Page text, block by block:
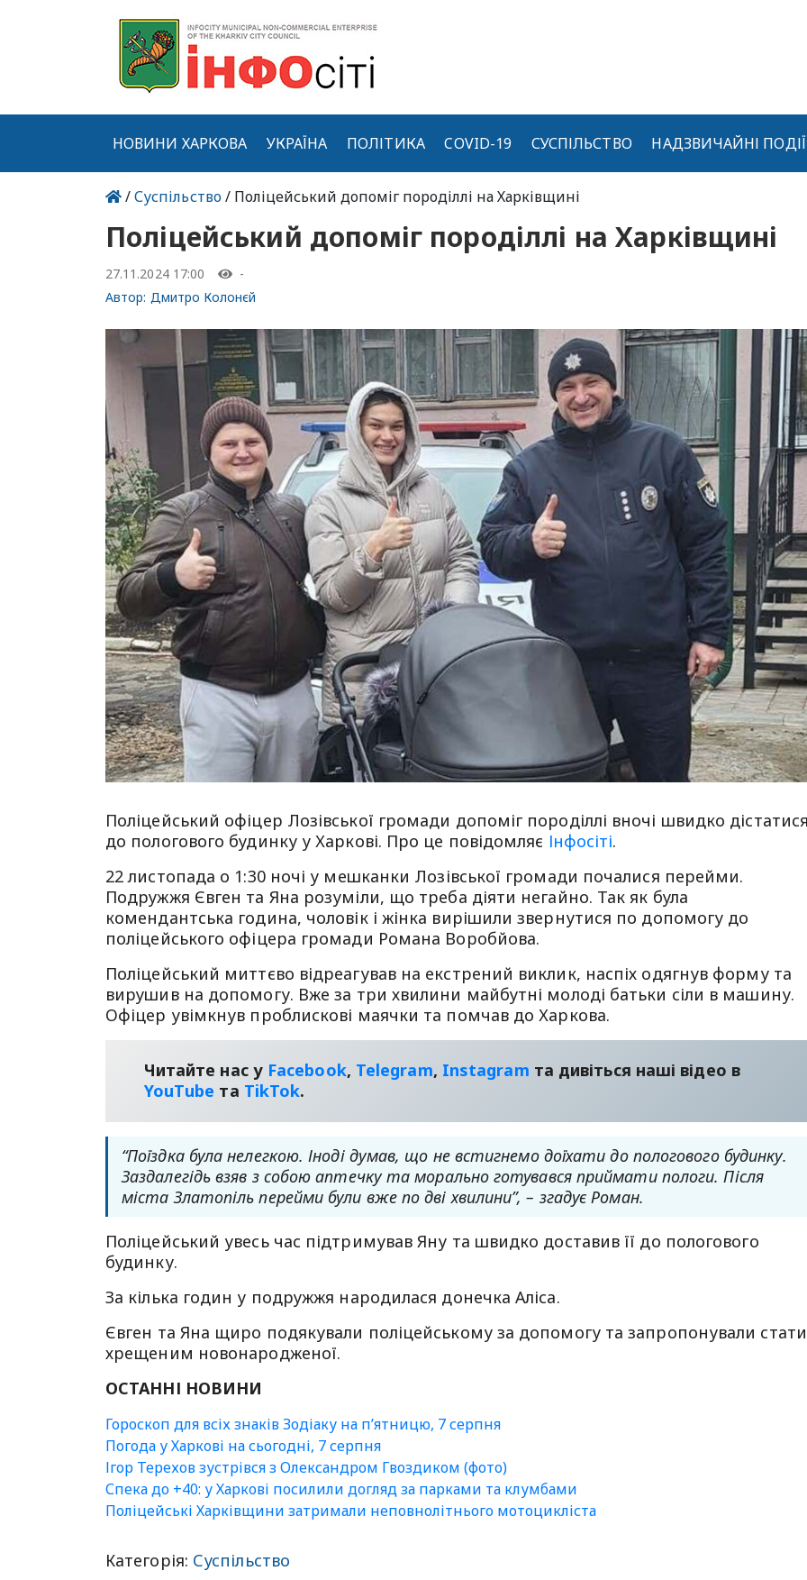
НОВИНИ ХАРКОВА УКРАЇНА ПОЛІТИКА COVID-19 СУСПІЛЬСТВО НАДЗВИЧАЙНІ ПОДІЇ
/Суспільство/ Поліцейський допоміг породіллі на Харківщині
Поліцейський допоміг породіллі на Харківщині
27.11.2024 17:00
-
Автор: Дмитро Колонєй
Поліцейський офіцер Лозівської громади допоміг породіллі вночі швидко
до пологового будинку у Харкові. Про це повідомляє Інфосіті.
22 листопада о 1:30 ночі у мешканки Лозівської громади почалися перейми.
Подружжя Євген та Яна розуміли, що треба діяти негайно. Так як була
комендантська година, чоловік і жінка вирішили звернутися по допомогу до
поліцейського офіцера громади Романа Воробйова.
Поліцейський миттєво відреагував на екстрений виклик, наспіх одягнув форму та
вирушив на допомогу. Вже за три хвилини майбутні молоді батьки сіли в машину.
Офіцер увімкнув проблискові маячки та помчав до Харкова.
Читайте нас у Facebook, Telegram, Instagram та дивіться наші відео в
YouТube та TikTok.
“Поїздка була нелегкою. Іноді думав, що не встигнемо доїхати до пологового будинку.
Заздалегідь взяв з собою аптечку та морально готувався приймати пологи. Після
міста Златопіль перейми були вже по дві хвилини”, – згадує Роман.
Поліцейський увесь час підтримував Яну та швидко доставив її до пологового
будинку.
За кілька годин у подружжя народилася донечка Аліса.
Євген та Яна щиро подякували поліцейському за допомогу та запропонували стати
хрещеним новонародженої.
ОСТАННІ НОВИНИ
Гороскоп для всіх знаків Зодіаку на п’ятницю, 7 серпня
Погода у Харкові на сьогодні, 7 серпня
Ігор Терехов зустрівся з Олександром Гвоздиком (фото)
Спека до +40: у Харкові посилили догляд за парками та клумбами
Поліцейські Харківщини затримали неповнолітнього мотоцикліста
Категорія: Суспільство